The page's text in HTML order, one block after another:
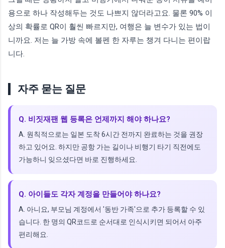
용으로 하나 작성해두는 것도 나쁘지 않더라고요. 물론 90% 이
상의 확률로 QR이 훨씬 빠르지만, 여행은 늘 변수가 있는 법이
니까요. 저는 늘 가방 속에 볼펜 한 자루는 챙겨 다니는 편이랍
니다.
자주 묻는 질문
Q. 비짓재팬 웹 등록은 언제까지 해야 하나요?
A. 원칙적으로는 일본 도착 6시간 전까지 완료하는 것을 권장
하고 있어요. 하지만 공항 가는 길이나 비행기 타기 직전에도
가능하니 잊으셨다면 바로 진행하세요.
Q. 아이들도 각자 계정을 만들어야 하나요?
A. 아니요, 부모님 계정에서 '동반 가족'으로 추가 등록할 수 있
습니다. 한 명의 QR코드로 순서대로 인식시키면 되어서 아주
편리해요.